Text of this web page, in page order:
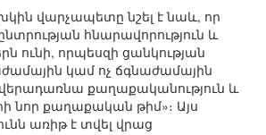
վարչապետը նշել է նաև, որ
հնարավորություն և
ունի, որպեսզի ցանկության
կամ ոչ ճգնաժամային
քաղաքականություն և
նոր քաղաքական թիմ»։ Այս
առիթ է տվել վրաց